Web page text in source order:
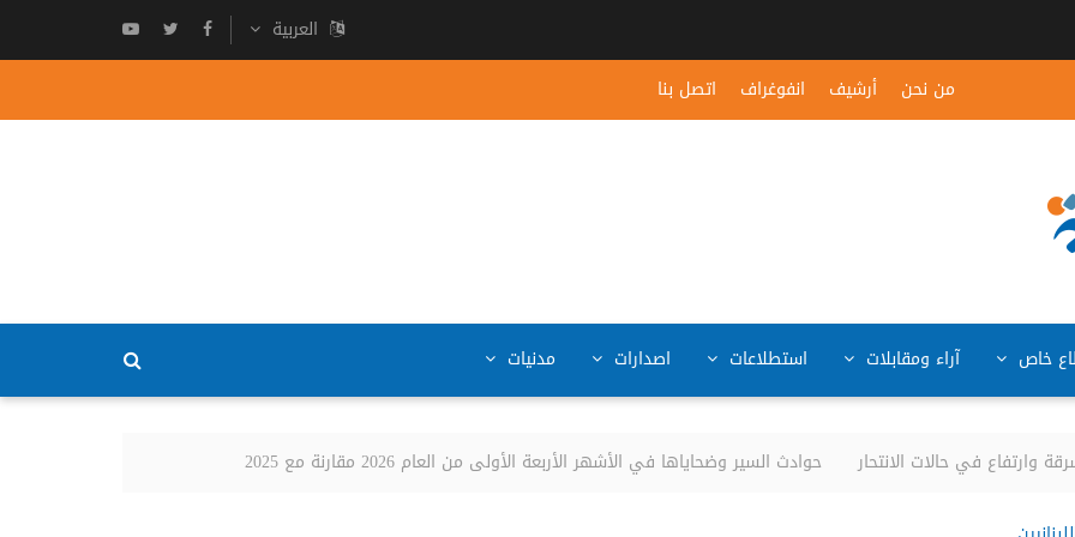
العربية
من نحن
أرشيف انفوغراف اتصل بنا
خاص آراء ومقابلات استطلاعات اصدارات مدنيات
حوادث السير وضحاياها في الأشهر الأربعة الأولى من العام 2026 مقارنة مع 2025 وارتفاع في حالات الانتحار